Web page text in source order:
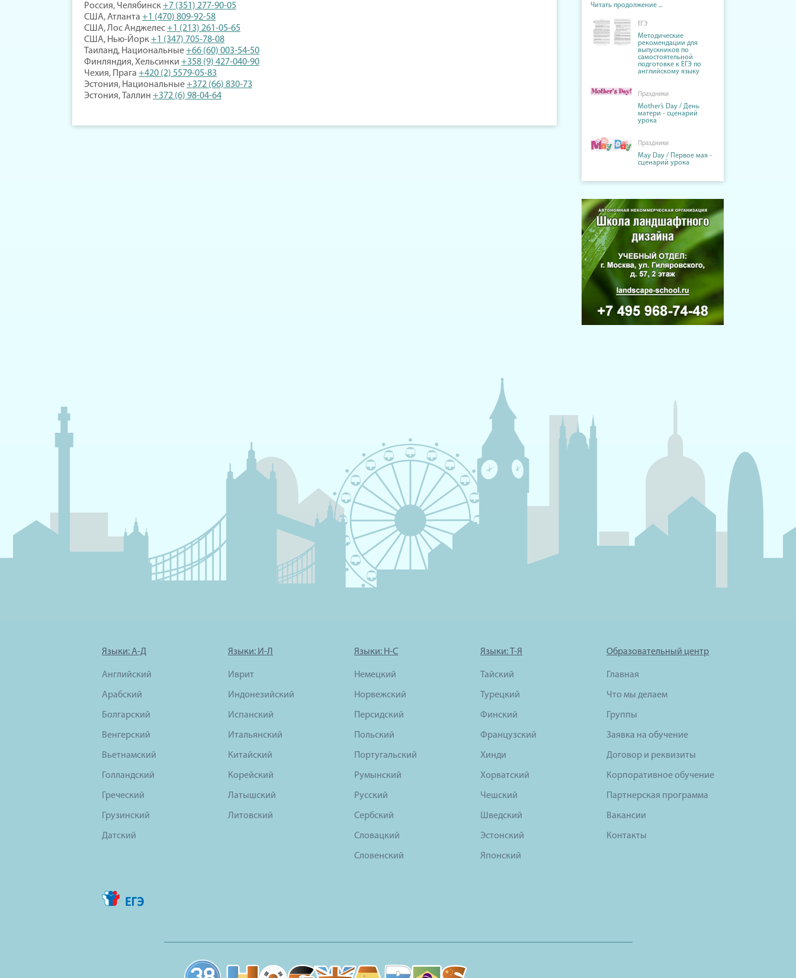
Россия, Челябинск+7 (351) 277-90-05
США, Атланта +1 (470) 809-92-58
США, Лос Анджелес+1 (213) 261-05-65
США, Нью-Йорк+1 (347) 705-78-08
Таиланд, Национальные+66 (60) 003-54-50
Финляндия, Хельсинки +358 (9) 427-040-90
Чехия, Прага +420 (2) 5579-05-83
Эстония, Национальные+372 (66) 830-73
Эстония, Таллин +372 (6) 98-04-64
Читать продолжение ...
ЕГЭ
Методические
рекомендации для
выпускников по
самостоятельной
подготовке к ЕГЭ по
английскому языку
Праздники
Mother’s Day / День
матери - сценарий
урока
Праздники
May Day / Первое мая -
сценарий урока
Языки: А-Д
Английский
Арабский
Болгарский
Венгерский
Вьетнамский
Голландский
Греческий
Грузинский
Датский
Языки: И-Л
Иврит
Индонезийский
Испанский
Итальянский
Китайский
Корейский
Латышский
Литовский
Языки: Н-С
Немецкий
Норвежский
Персидский
Польский
Португальский
Румынский
Русский
Сербский
Словацкий
Словенский
Языки: Т-Я
Тайский
Турецкий
Финский
Французский
Хинди
Хорватский
Чешский
Шведский
Эстонский
Японский
Образовательный центр
Главная
Что мы делаем
Группы
Заявка на обучение
Договор и реквизиты
Корпоративное обучение
Партнерская программа
Вакансии
Контакты